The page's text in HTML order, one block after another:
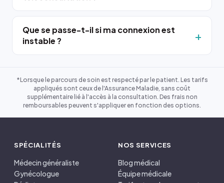
Que se passe-t-il si ma connexion est
instable ?
*Lorsque le parcours de soin est respecté par le patient. Les tarifs
appliqués sont ceux de l'Assurance Maladie, sans coût
supplémentaire lié à l'accès à la consultation. Des frais non
remboursables peuvent s'appliquer en fonction des options.
SPÉCIALITÉS
Médecin généraliste
Gynécologue
NOS SERVICES
Blog médical
Équipe médicale